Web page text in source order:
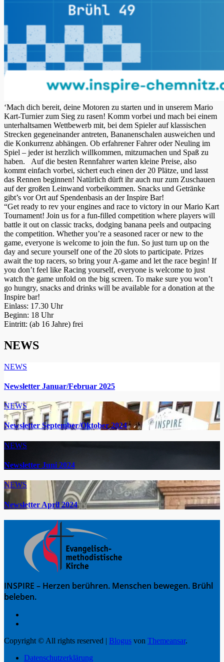
‘Mach dich bereit, deine Motoren zu starten und in unserem Mario
Kart-Turnier zum Sieg zu rasen! Komm vorbei und mach bei einem
unterhaltsamen Wettbewerb mit, bei dem Spieler auf klassischen
Strecken gegeneinander antreten, Bananenschalen ausweichen und
die Konkurrenz abhängen. Ob erfahrener Fahrer oder Neuling im
Spiel – jeder ist herzlich willkommen, mitzumachen und Spaß zu
haben. Auf die besten Rennfahrer warten kleine Preise, also
kommt einfach vorbei, sichert euch einen der 20 Plätze, und lasst
das Rennen beginnen! Natürlich dürft ihr auch nur zum Zuschauen
auf der großen Leinwand vorbeikommen. Snacks und Getränke
gibt’s vor Ort auf Spendenbasis an der Inspire Bar!
“Get ready to rev your engines and race to victory in our Mario Kart
Tournament! Join us for a fun-filled competition where players will
battle it out on classic tracks, dodging banana peels and outpacing
the competition. Whether you’re a seasoned racer or new to the
game, everyone is welcome to join the fun. So just turn up on the
day and secure yourself one of the 20 slots to participate. Prizes
await the top racers, so bring your A-game and let the race begin! If
you don’t feel like Racing yourself, everyone is welcome to just
watch the game unfold on the big screen. To make sure you won’t
go hungry, snacks and drinks will be available for a donation at the
Inspire bar!
Einlass: 17.30 Uhr
Beginn: 18 Uhr
Eintritt: (ab 16 Jahre) frei
NEWS
NEWS
Newsletter Januar/Februar 2025
NEWS
Newsletter September/Oktober 2024
NEWS
Newsletter Juni 2024
NEWS
Newsletter April 2024
INSPIRE – Herzen berühren. Menschen bewegen. Brühl
beleben.
Copyright © All rights reserved | Blogus von Themeansar.
Datenschutzerklärung